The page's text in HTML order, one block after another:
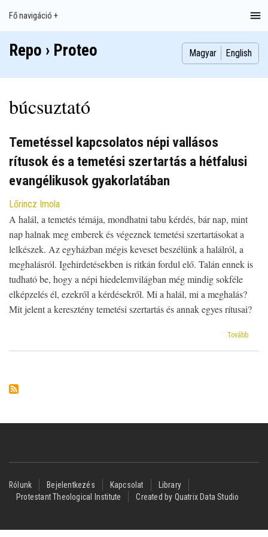
Main
navigation
Fő navigáció +
Index
Publikációk
Szakdolgozatok
Képek
Szerzők
Repo › Proteo Magyar English
búcsuztató
Temetéssel kapcsolatos népi vallásos
rítusok és a temetési szertartás a hétfalusi
evangélikusok gyakorlatában
Lőrincz Imola
A halál, a temetés témája, mondhatni tabu kérdés, bár nap, mint
nap halnak meg emberek és végeznek temetési szertartásokat a
lelkészek. Az egyházban mégis keveset beszélünk a halálról, a
meghalásról. Igehirdetésekben is ritkán fordul elő. Talán ennek is
tudható be, hogy a népi hiedelemvilágban még mindig sokféle
elképzelés él, ezekről a kérdésekről. Mi a halál, mi a meghalás?
Mit jelent a keresztény temetési szertartás és annak egyes rítusai?
Tovább
Footer
menu
Rólunk Bejelentkezés Kapcsolat
Library
Protestant Theological Institute
Created by Quatrix Data Studio